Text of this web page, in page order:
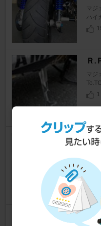
マジ
ハイ
Ｒ.
マジ
1
キ
マジ
し
彦